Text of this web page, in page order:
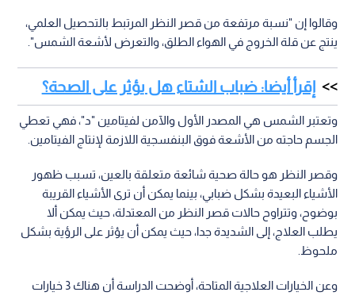
وقالوا إن "نسبة مرتفعة من قصر النظر المرتبط بالتحصيل العلمي،
ينتج عن قلة الخروج في الهواء الطلق، والتعرض لأشعة الشمس".
إقرأ أيضا: ضباب الشتاء هل يؤثر على الصحة؟
وتعتبر الشمس هي المصدر الأول والآمن لفيتامين "د"، فهي تعطي
الجسم حاجته من الأشعة فوق البنفسجية اللازمة لإنتاج الفيتامين.
وقصر النظر هو حالة صحية شائعة متعلقة بالعين، تسبب ظهور
الأشياء البعيدة بشكل ضبابي، بينما يمكن أن ترى الأشياء القريبة
بوضوح، وتتراوح حالات قصر النظر من المعتدلة، حيث يمكن ألا
يطلب العلاج، إلى الشديدة جدا، حيث يمكن أن يؤثر على الرؤية بشكل
ملحوظ.
وعن الخيارات العلاجية المتاحة، أوضحت الدراسة أن هناك 3 خيارات